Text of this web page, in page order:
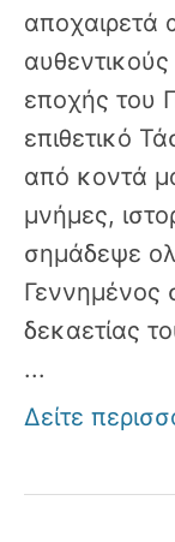
αποχαιρετά
εποχής του
επιθετικό
από κοντά
μνήμες,
σημάδεψε
Γεννημένος
δεκαετίας
...
Δείτε